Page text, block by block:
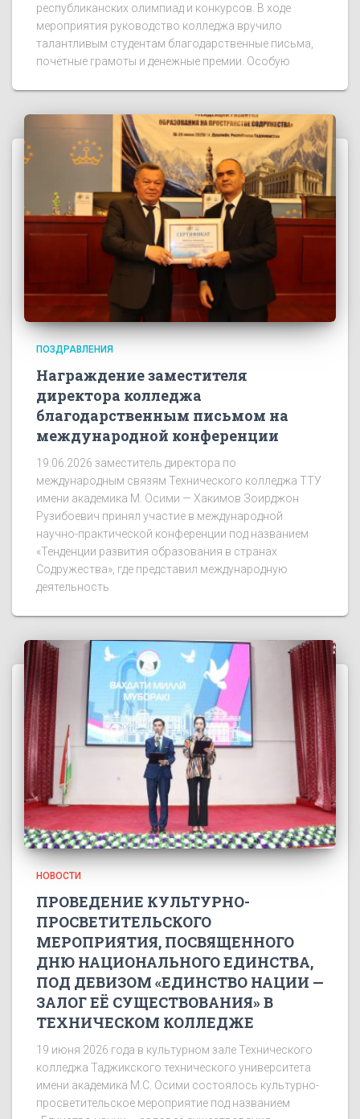
республиканских олимпиад и конкурсов. В ходе
мероприятия руководство колледжа вручило
талантливым студентам благодарственные письма,
почётные грамоты и денежные премии. Особую
ПОЗДРАВЛЕНИЯ
Награждение заместителя
директора колледжа
благодарственным письмом на
международной конференции
19.06.2026 заместитель директора по
международным связям Технического колледжа ТТУ
имени академика М. Осими — Хакимов Зоирджон
Рузибоевич принял участие в международной
научно-практической конференции под названием
«Тенденции развития образования в странах
Содружества», где представил международную
деятельность
НОВОСТИ
ПРОВЕДЕНИЕ КУЛЬТУРНО-
ПРОСВЕТИТЕЛЬСКОГО
МЕРОПРИЯТИЯ, ПОСВЯЩЕННОГО
ДНЮ НАЦИОНАЛЬНОГО ЕДИНСТВА,
ПОД ДЕВИЗОМ «ЕДИНСТВО НАЦИИ —
ЗАЛОГ ЕЁ СУЩЕСТВОВАНИЯ» В
ТЕХНИЧЕСКОМ КОЛЛЕДЖЕ
19 июня 2026 года в культурном зале Технического
колледжа Таджикского технического университета
имени академика М.С. Осими состоялось культурно-
просветительское мероприятие под названием